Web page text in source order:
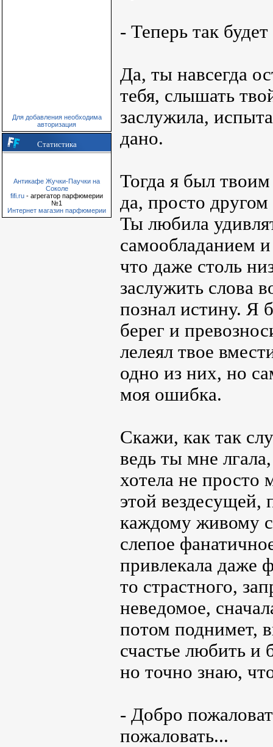
Для добавления необходима
авторизация
Статистика
Антикафе Жучки-Паучки на
Соколе
fifi.ru - агрегатор парфюмерии
№1
Интернет магазин парфюмерии
- Теперь так будет
Да, ты навсегда
тебя, слышать
заслужила,
дано.
Тогда я был
да, просто
Ты любила
самообладанием
что даже столь
заслужить слова
познал истину. Я
берег и
лелеял твое
одно из них, но
моя ошибка.
Скажи, как так
ведь ты мне
хотела не просто
этой вездесущей,
каждому живому
слепое
привлекала даже
то страстного,
неведомое,
потом поднимет,
счастье любить
но точно знаю,
- Добро
пожаловать...